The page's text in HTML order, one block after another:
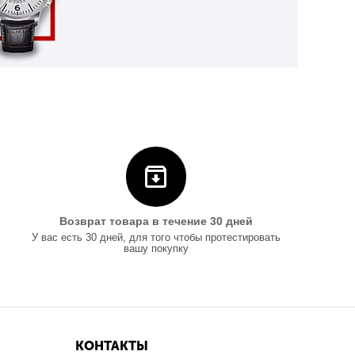
Возврат товара в течение 30 дней
У вас есть 30 дней, для того чтобы протестировать
вашу покупку
КОНТАКТЫ